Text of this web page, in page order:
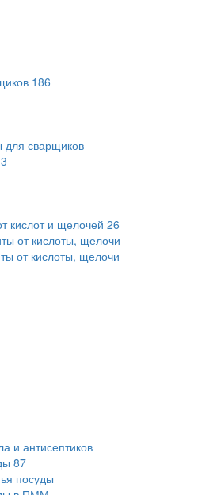
186
для сварщиков
кислот и щелочей 26
от кислоты, щелочи
от кислоты, щелочи
и антисептиков
87
посуды